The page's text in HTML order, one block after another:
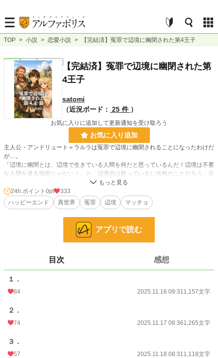
TOP > 小説 > 恋愛小説 > 【完結済】冤罪で辺境に幽閉された第4王子
恋愛 完結 ｼｮｰﾄｼｮｰﾄ
【完結済】冤罪で辺境に幽閉された第
4王子
satomi
（近況ボード： 25 件 ）
お気に入りに追加して更新通知を受け取ろう
お気に入り追加
主人公・アンドリュート＝ラルラは冤罪で辺境に幽閉されることになったわけだ
が…。
「辺境に幽閉とは、辺境で生きている人間を何だと思っているんだ！辺境は不要
な人間を送る場所じゃない！」と、辺境伯は怒っているし当然のことだろう。元
から辺境で暮している方々は決して不要な方ではないし、‘辺境に幽閉’というの
はなんとも辺境に暮らしている方々にしてみれば、喧嘩売ってんの？となる。
辺境伯の娘さんと婚約という話だから辺境伯の主人公へのあたりも結構なものだ
けど、娘さんは美人だから万事OK。
228,744 位 / 228,744 件
24h.ポイント
24h.ポイント 0pt
333
ハッピーエンド
異世界 冤罪 辺境 マッチョ
アプリで読む
目次 感想
１．
84 2025.11.16 09:311,157文字
２．
74 2025.11.17 08:361,265文字
３．
57 2025.11.18 08:311,118文字